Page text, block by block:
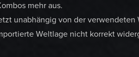
mehr aus.
unabhängig von der verwendeten
Weltlage nicht korrekt